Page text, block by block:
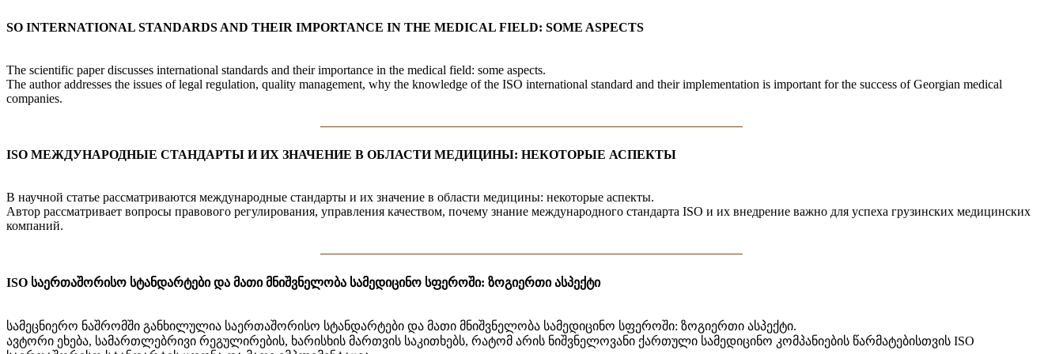
SO INTERNATIONAL STANDARDS AND THEIR IMPORTANCE IN THE MEDICAL FIELD: SOME ASPECTS
The scientific paper discusses international standards and their importance in the medical field: some aspects.
The author addresses the issues of legal regulation, quality management, why the knowledge of the ISO international standard and their implementation is important for the success of Georgian medical
companies.
ISO МЕЖДУНАРОДНЫЕ СТАНДАРТЫ И ИХ ЗНАЧЕНИЕ В ОБЛАСТИ МЕДИЦИНЫ: НЕКОТОРЫЕ АСПЕКТЫ
В научной статье рассматриваются международные стандарты и их значение в области медицины: некоторые аспекты.
Автор рассматривает вопросы правового регулирования, управления качеством, почему знание международного стандарта ISO и их внедрение важно для успеха грузинских медицинских
компаний.
ISO საერთაშორისო სტანდარტები და მათი მნიშვნელობა სამედიცინო სფეროში: ზოგიერთი ასპექტი
სამეცნიერო ნაშრომში განხილულია საერთაშორისო სტანდარტები და მათი მნიშვნელობა სამედიცინო სფეროში: ზოგიერთი ასპექტი.
ავტორი ეხება, სამართლებრივი რეგულირების, ხარისხის მართვის საკითხებს, რატომ არის ნიშვნელოვანი ქართული სამედიცინო კომპანიების წარმატებისთვის ISO